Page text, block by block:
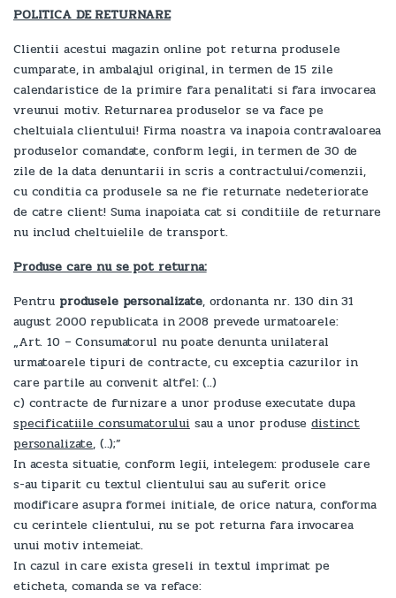
POLITICA DE RETURNARE
Clientii acestui magazin online pot returna produsele
cumparate, in ambalajul original, in termen de 15 zile
calendaristice de la primire fara penalitati si fara invocarea
vreunui motiv. Returnarea produselor se va face pe
cheltuiala clientului! Firma noastra va inapoia contravaloarea
produselor comandate, conform legii, in termen de 30 de
zile de la data denuntarii in scris a contractului/comenzii,
cu conditia ca produsele sa ne fie returnate nedeteriorate
de catre client! Suma inapoiata cat si conditiile de returnare
nu includ cheltuielile de transport.
Produse care nu se pot returna:
Pentru produsele personalizate, ordonanta nr. 130 din 31
august 2000 republicata in 2008 prevede urmatoarele:
„Art. 10 – Consumatorul nu poate denunta unilateral
urmatoarele tipuri de contracte, cu exceptia cazurilor in
care partile au convenit altfel: (..)
c) contracte de furnizare a unor produse executate dupa
specificatiile consumatorului sau a unor produsedistinct
personalizate, (..);”
In acesta situatie, conform legii, intelegem: produsele care
s-au tiparit cu textul clientului sau au suferit orice
modificare asupra formei initiale, de orice natura, conforma
cu cerintele clientului, nu se pot returna fara invocarea
unui motiv intemeiat.
In cazul in care exista greseli in textul imprimat pe
eticheta, comanda se va reface: